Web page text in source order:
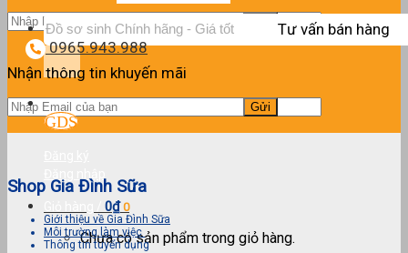
Tìm
kiếm:
0₫ 0
Chưa có sản phẩm trong giỏ hàng.
Tư vấn bán hàng
0965.943.988
Nhận thông tin khuyến mãi
Shop Gia Đình Sữa
Giới thiệu về Gia Đình Sữa
Môi trường làm việc
Thông tin tuyển dụng